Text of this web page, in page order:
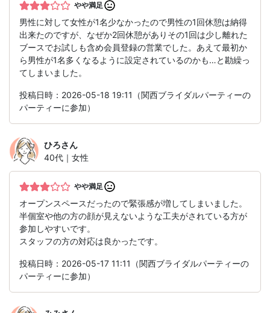
やや満足
男性に対して女性が1名少なかったので男性の1回休憩は納得
出来たのですが、なぜか2回休憩がありその1回は少し離れた
ブースでお試しも含め会員登録の営業でした。あえて最初か
ら男性が1名多くなるように設定されているのかも…と勘繰っ
てしまいました。
投稿日時：2026-05-18 19:11（関西ブライダルパーティーの
パーティーに参加）
ひろさん
40代｜女性
やや満足
オープンスペースだったので緊張感が増してしまいました。
半個室や他の方の顔が見えないような工夫がされている方が
参加しやすいです。
スタッフの方の対応は良かったです。
投稿日時：2026-05-17 11:11（関西ブライダルパーティーの
パーティーに参加）